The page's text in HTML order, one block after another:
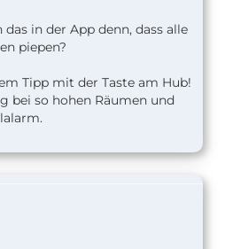
in der App denn, dass alle
piepen?
Tipp mit der Taste am Hub!
bei so hohen Räumen und